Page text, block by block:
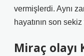
vermişlerdi. Aynı
hayatının son sekiz
Miraç olayı